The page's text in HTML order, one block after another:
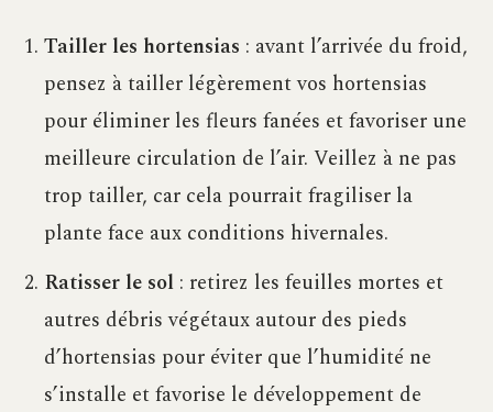
Tailler les hortensias : avant l’arrivée du froid,
pensez à tailler légèrement vos hortensias
pour éliminer les fleurs fanées et favoriser une
meilleure circulation de l’air. Veillez à ne pas
trop tailler, car cela pourrait fragiliser la
plante face aux conditions hivernales.
Ratisser le sol : retirez les feuilles mortes et
autres débris végétaux autour des pieds
d’hortensias pour éviter que l’humidité ne
s’installe et favorise le développement de